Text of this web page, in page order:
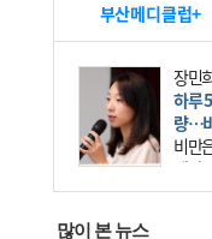
부산메디클럽+
장민
하루
량…
비만
제
하고
많이 본 뉴스